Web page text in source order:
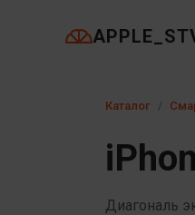
Каталог
Диагональ